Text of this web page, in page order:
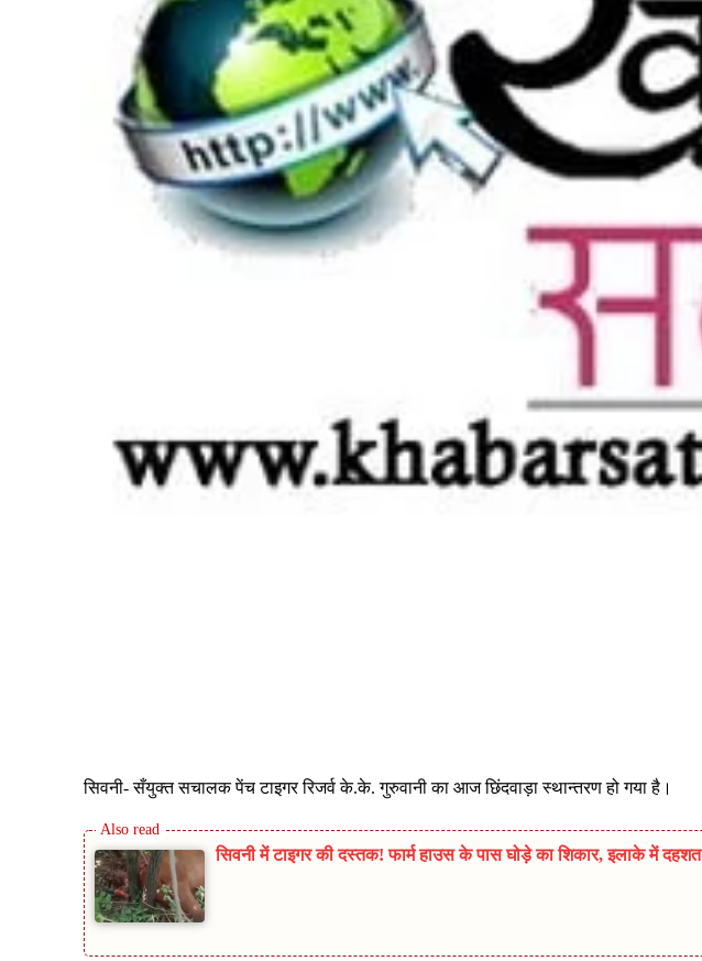
सिवनी- सँयुक्त सचालक पेंच टाइगर रिजर्व के.के. गुरुवानी का आज छिंदवाड़ा स्थान्तरण हो गया है।
सिवनी में टाइगर की दस्तक! फार्म हाउस के पास घोड़े का शिकार, इलाके में दहशत